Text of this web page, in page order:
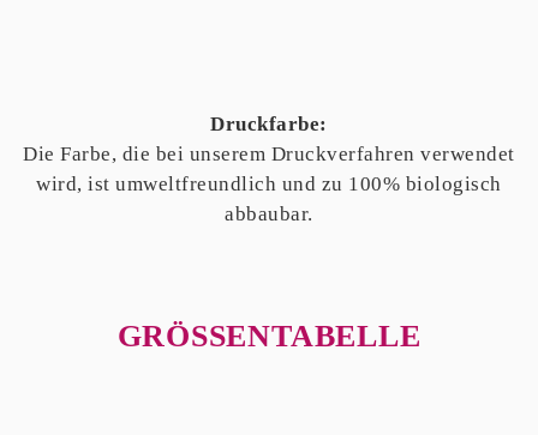
Druckfarbe:
Die Farbe, die bei unserem Druckverfahren verwendet
wird, ist umweltfreundlich und zu 100% biologisch
abbaubar.
GRÖSSENTABELLE